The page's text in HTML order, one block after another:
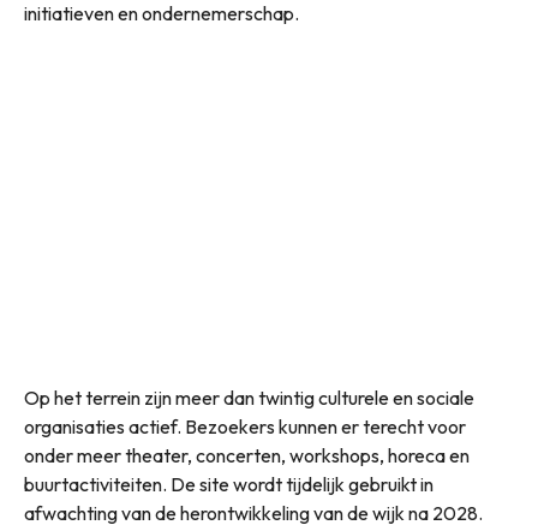
initiatieven en ondernemerschap.
Op het terrein zijn meer dan twintig culturele en sociale
organisaties actief. Bezoekers kunnen er terecht voor
onder meer theater, concerten, workshops, horeca en
buurtactiviteiten. De site wordt tijdelijk gebruikt in
afwachting van de herontwikkeling van de wijk na 2028.